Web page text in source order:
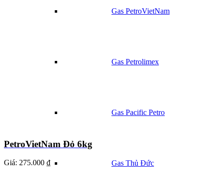
Gas PetroVietNam
Gas Petrolimex
Gas Pacific Petro
Gas Thủ Đức
PetroVietNam Đỏ 6kg
Giá: 275.000 ₫